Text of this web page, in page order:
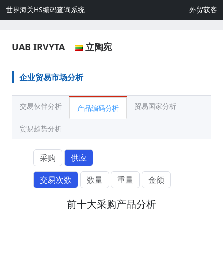
世界海关HS编码查询系统 外贸获客
UAB IRVYTA 立陶宛
企业贸易市场分析
交易伙伴分析 产品编码分析 贸易国家分析
贸易趋势分析
采购
供应
交易次数
数量 重量 金额
前十大采购产品分析